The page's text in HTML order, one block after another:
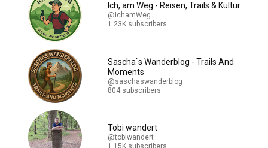
Ich, am Weg - Reisen, Trails & Kultur
@IchamWeg
1.23K subscribers
Sascha`s Wanderblog - Trails And
Moments
@saschaswanderblog
804 subscribers
Tobi wandert
@tobiwandert